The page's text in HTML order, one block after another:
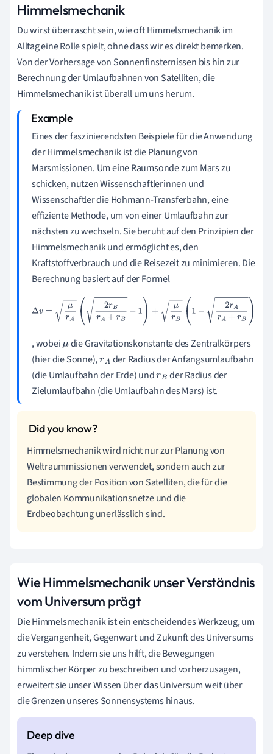
Himmelsmechanik
Du wirst überrascht sein, wie oft Himmelsmechanik im
Alltag eine Rolle spielt, ohne dass wir es direkt bemerken.
Von der Vorhersage von Sonnenfinsternissen bis hin zur
Berechnung der Umlaufbahnen von Satelliten, die
Himmelsmechanik ist überall um uns herum.
Eines der faszinierendsten Beispiele für die Anwendung
der Himmelsmechanik ist die Planung von
Marsmissionen. Um eine Raumsonde zum Mars zu
schicken, nutzen Wissenschaftlerinnen und
Wissenschaftler die Hohmann-Transferbahn, eine
effiziente Methode, um von einer Umlaufbahn zur
nächsten zu wechseln. Sie beruht auf den Prinzipien der
Himmelsmechanik und ermöglicht es, den
Kraftstoffverbrauch und die Reisezeit zu minimieren. Die
Berechnung basiert auf der Formel
Δv =μ A 2rBrA − 1) μ B(1−2 rAr B
, wobeiμdie Gravitationskonstante des Zentralkörpers
(hier die Sonne),rA der Radius der Anfangsumlaufbahn
(die Umlaufbahn der Erde) undrB der Radius der
Zielumlaufbahn (die Umlaufbahn des Mars) ist.
Himmelsmechanik wird nicht nur zur Planung von
Weltraummissionen verwendet, sondern auch zur
Bestimmung der Position von Satelliten, die für die
globalen Kommunikationsnetze und die
Erdbeobachtung unerlässlich sind.
Wie Himmelsmechanik unser Verständnis
vom Universum prägt
Die Himmelsmechanik ist ein entscheidendes Werkzeug, um
die Vergangenheit, Gegenwart und Zukunft des Universums
zu verstehen. Indem sie uns hilft, die Bewegungen
himmlischer Körper zu beschreiben und vorherzusagen,
erweitert sie unser Wissen über das Universum weit über
die Grenzen unseres Sonnensystems hinaus.